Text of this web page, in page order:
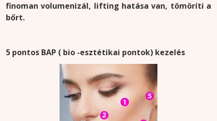
finoman volumenizál, lifting hatása van, tömöríti a
bőrt.
5 pontos BAP ( bio -esztétikai pontok) kezelés